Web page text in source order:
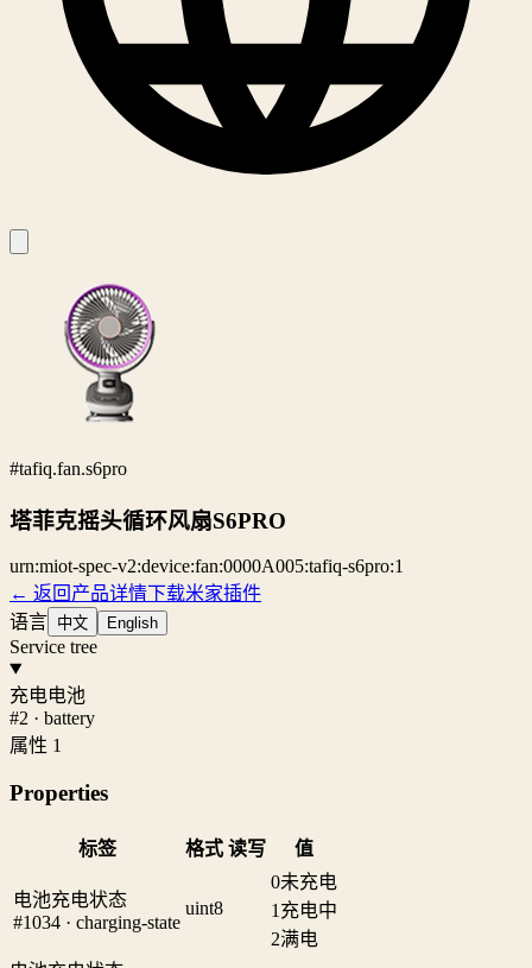
#tafiq.fan.s6pro
塔菲克摇头循环风扇S6PRO
urn:miot-spec-v2:device:fan:0000A005:tafiq-s6pro:1
← 返回产品详情下载米家插件
语言 中文 English
Service tree
充电电池
#2 · battery
属性 1
Properties
标签 格式 读写 值
电池充电状态
#1034 · charging-state
uint8
0未充电
1 充电中
2满电